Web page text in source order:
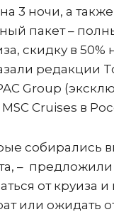
3 ночи, а также
пакет –
скидку в
редакции
Group
Cruises в
собирались
– предложили
от круиза и
или ожидать